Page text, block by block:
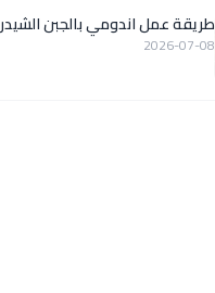
طريقة عمل اندومي بالجبن الشيدر
2026-07-08